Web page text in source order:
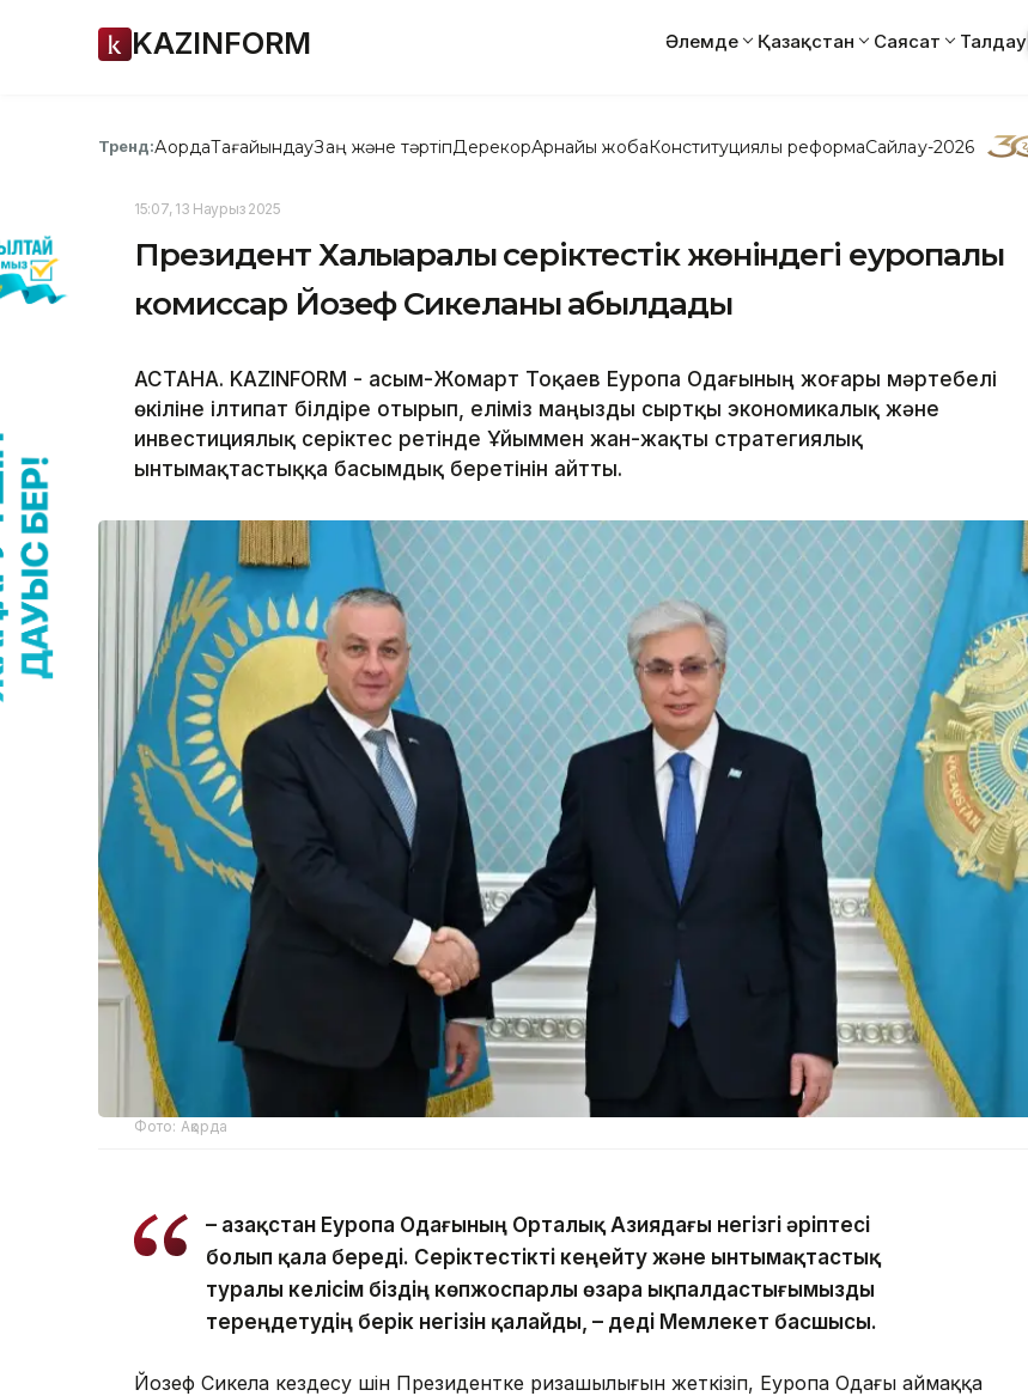
KAZINFORM Әлемде Қазақстан Саясат Талдау
Тренд:АқордаТағайындауЗаң және тәртіпДерекқорАрнайы жобаКонституциялық реформаСайлау-2026
15:07, 13 Наурыз 2025
Президент Халықаралық серіктестік жөніндегі еуропалық
комиссар Йозеф Сикеланы қабылдады
АСТАНА. KAZINFORM - Қасым-Жомарт Тоқаев Еуропа Одағының жоғары мәртебелі
өкіліне ілтипат білдіре отырып, еліміз маңызды сыртқы экономикалық және
инвестициялық серіктес ретінде Ұйыммен жан-жақты стратегиялық
ынтымақтастыққа басымдық беретінін айтты.
Фото: Ақорда
– Қазақстан Еуропа Одағының Орталық Азиядағы негізгі әріптесі
болып қала береді. Cеріктестікті кеңейту және ынтымақтастық
туралы келісім біздің көпжоспарлы өзара ықпалдастығымызды
тереңдетудің берік негізін қалайды, – деді Мемлекет басшысы.
Йозеф Сикела кездесу үшін Президентке ризашылығын жеткізіп, Еуропа Одағы аймаққа